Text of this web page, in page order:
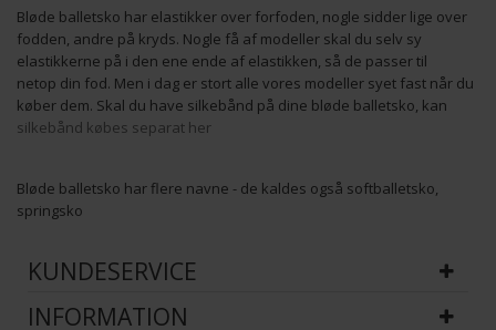
Bløde balletsko har elastikker over forfoden, nogle sidder lige over
fodden, andre på kryds. Nogle få af modeller skal du selv sy
elastikkerne på i den ene ende af elastikken, så de passer til
netop din fod. Men i dag er stort alle vores modeller syet fast når du
køber dem. Skal du have silkebånd på dine bløde balletsko, kan
silkebånd købes separat her
Bløde balletsko har flere navne - de kaldes også softballetsko,
springsko
KUNDESERVICE
INFORMATION